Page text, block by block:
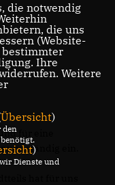
für eine
ständig ein.
hat für uns
die notwendig
die uns
(Website-
bestimmter
Ihre
Weitere
Übersicht)
den
)
Dienste und